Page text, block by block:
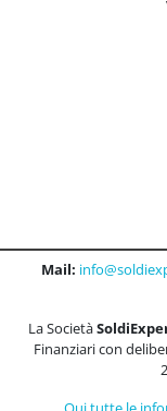
Mail:
La Società
Finanziari con